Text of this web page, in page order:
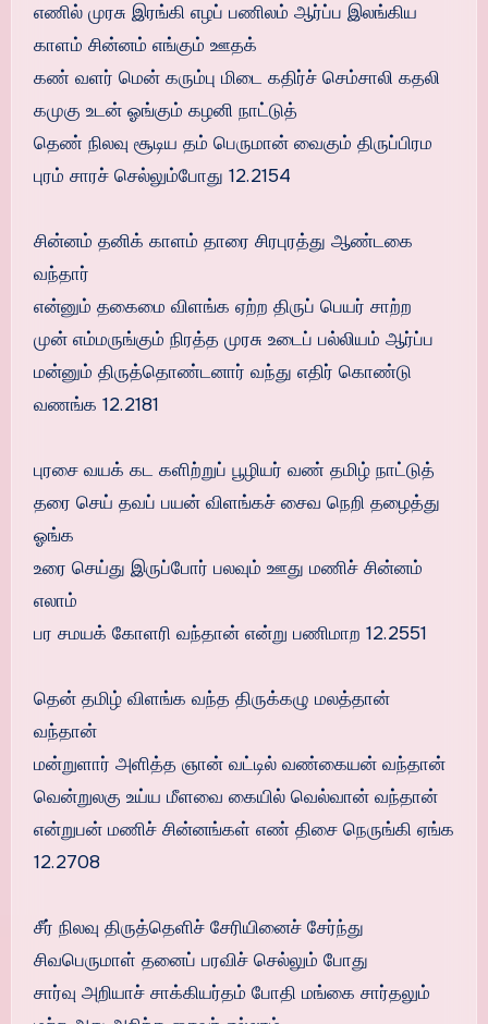
எணில் முரசு இரங்கி எழப் பணிலம் ஆர்ப்ப இலங்கிய
காளம் சின்னம் எங்கும் ஊதக்
கண் வளர் மென் கரும்பு மிடை கதிர்ச் செம்சாலி கதலி
கமுகு உடன் ஓங்கும் கழனி நாட்டுத்
தெண் நிலவு சூடிய தம் பெருமான் வைகும் திருப்பிரம
புரம் சாரச் செல்லும்போது 12.2154
சின்னம் தனிக் காளம் தாரை சிரபுரத்து ஆண்டகை
வந்தார்
என்னும் தகைமை விளங்க ஏற்ற திருப் பெயர் சாற்ற
முன் எம்மருங்கும் நிரத்த முரசு உடைப் பல்லியம் ஆர்ப்ப
மன்னும் திருத்தொண்டனார் வந்து எதிர் கொண்டு
வணங்க 12.2181
புரசை வயக் கட களிற்றுப் பூழியர் வண் தமிழ் நாட்டுத்
தரை செய் தவப் பயன் விளங்கச் சைவ நெறி தழைத்து
ஓங்க
உரை செய்து இருப்போர் பலவும் ஊது மணிச் சின்னம்
எலாம்
பர சமயக் கோளரி வந்தான் என்று பணிமாற 12.2551
தென் தமிழ் விளங்க வந்த திருக்கழு மலத்தான்
வந்தான்
மன்றுளார் அளித்த ஞான் வட்டில் வண்கையன் வந்தான்
வென்றுலகு உய்ய மீளவை கையில் வெல்வான் வந்தான்
என்றுபன் மணிச் சின்னங்கள் எண் திசை நெருங்கி ஏங்க
12.2708
சீர் நிலவு திருத்தெளிச் சேரியினைச் சேர்ந்து
சிவபெருமாள் தனைப் பரவிச் செல்லும் போது
சார்வு அறியாச் சாக்கியர்தம் போதி மங்கை சார்தலும்